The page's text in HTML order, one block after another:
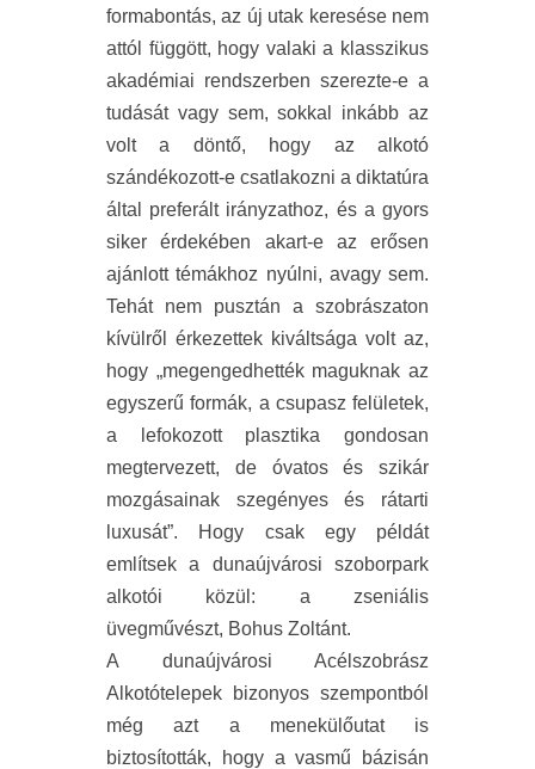
formabontás, az új utak keresése nem
attól függött, hogy valaki a klasszikus
akadémiai rendszerben szerezte-e a
tudását vagy sem, sokkal inkább az
volt a döntő, hogy az alkotó
szándékozott-e csatlakozni a diktatúra
által preferált irányzathoz, és a gyors
siker érdekében akart-e az erősen
ajánlott témákhoz nyúlni, avagy sem.
Tehát nem pusztán a szobrászaton
kívülről érkezettek kiváltsága volt az,
hogy „megengedhették maguknak az
egyszerű formák, a csupasz felületek,
a lefokozott plasztika gondosan
megtervezett, de óvatos és szikár
mozgásainak szegényes és rátarti
luxusát”. Hogy csak egy példát
említsek a dunaújvárosi szoborpark
alkotói közül: a zseniális
üvegművészt, Bohus Zoltánt.
A dunaújvárosi Acélszobrász
Alkotótelepek bizonyos szempontból
még azt a menekülőutat is
biztosították, hogy a vasmű bázisán